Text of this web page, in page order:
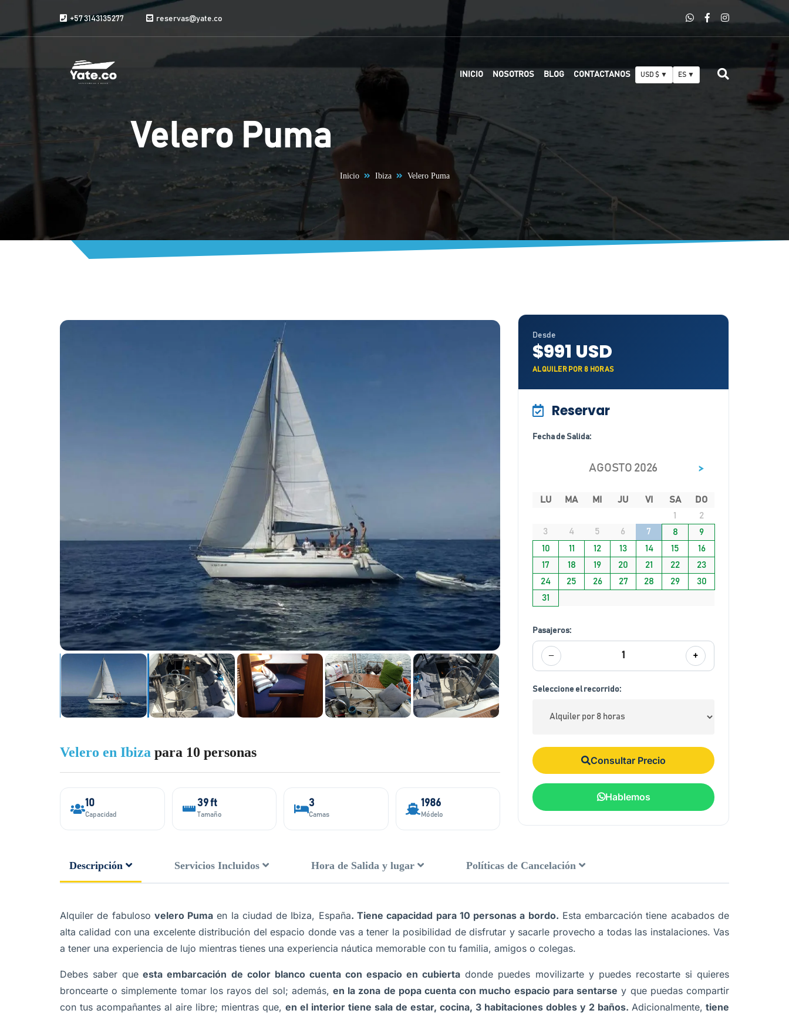
+57 3143135277 reservas@yate.co
INICIO NOSOTROS BLOG CONTACTANOS USD $ ▼ ES ▼
Velero Puma
Inicio Ibiza Velero Puma
Velero en Ibiza para 10 personas
10
Capacidad
39 ft
Tamaño
3
Camas
1986
Módelo
Desde
$991 USD
ALQUILER POR 8 HORAS
Reservar
Fecha de Salida:
AGOSTO 2026 >
LU MA MI JU VI SA
DO
1
2
3
4 5 6 7 8
9
10
11 12 13 14 15
16
17
18 19 20 21 22
23
24
25 26 27 28 29
30
31
Pasajeros:
− 1 +
Seleccione el recorrido:
Consultar Precio
Hablemos
Descripción Servicios Incluidos Hora de Salida y lugar Políticas de Cancelación
Alquiler de fabuloso velero Puma en la ciudad de Ibiza, España. Tiene capacidad para 10 personas a bordo. Esta embarcación tiene acabados de
alta calidad con una excelente distribución del espacio donde vas a tener la posibilidad de disfrutar y sacarle provecho a todas las instalaciones. Vas
a tener una experiencia de lujo mientras tienes una experiencia náutica memorable con tu familia, amigos o colegas.
Debes saber que esta embarcación de color blanco cuenta con espacio en cubierta donde puedes movilizarte y puedes recostarte si quieres
broncearte o simplemente tomar los rayos del sol; además, en la zona de popa cuenta con mucho espacio para sentarse y que puedas compartir
con tus acompañantes al aire libre; mientras que, en el interior tiene sala de estar, cocina, 3 habitaciones dobles y 2 baños. Adicionalmente, tiene